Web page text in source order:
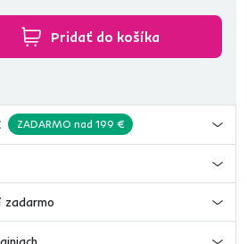
Pridať do košíka
ZADARMO nad 199 €